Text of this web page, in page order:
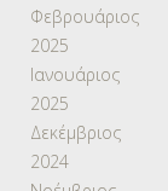
Φεβρουάριος
2025
Ιανουάριος
2025
Δεκέμβριος
2024